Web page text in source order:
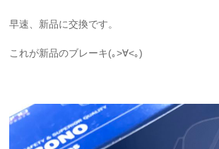
早速、新品に交換です。
これが新品のブレーキ(｡>∀<｡)